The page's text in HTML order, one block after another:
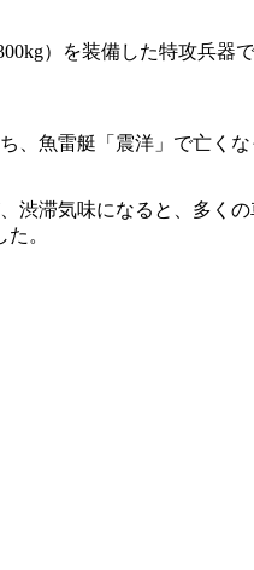
）を装備した特攻兵器
魚雷艇「震洋」で亡くな
渋滞気味になると、多く
。